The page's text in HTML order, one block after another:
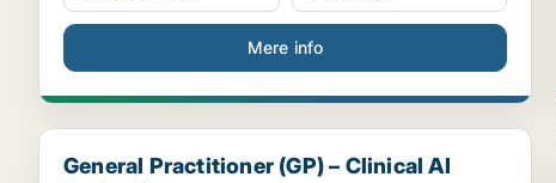
Mere info
General Practitioner (GP) – Clinical AI Evaluation...
General Practitioner (GP) – Clinical AI